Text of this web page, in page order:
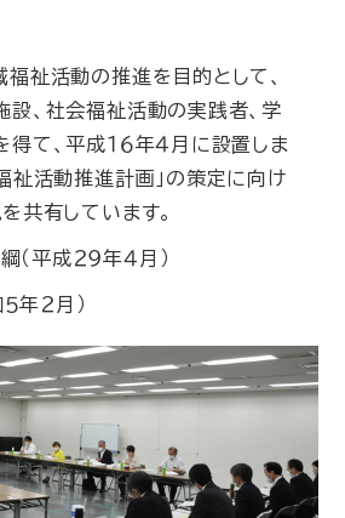
祉活動の推進を目的として、
設、社会福祉活動の実践者、学
て、平成１６年４月に設置しま
祉活動推進計画」の策定に向け
共有しています。
平成２９年４月）
年２月）